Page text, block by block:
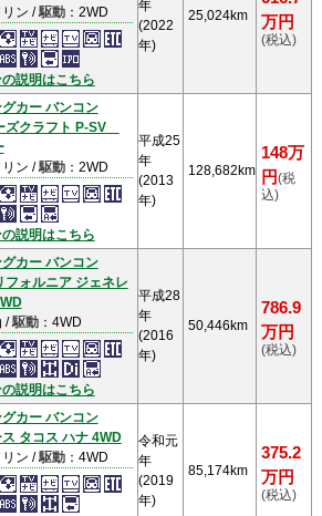
リン /駆動：2WD
説明はこちら
年
(2022
年)
25,024km
万円
(税込)
カー バンコン
ズクラフト P-SV
リン /駆動：2WD
説明はこちら
平成25
年
(2013
年)
128,682km
148万
円(税
込)
カー バンコン
フォルニア ジェネレ
/駆動：4WD
説明はこちら
平成28
年
(2016
年)
50,446km
786.9
万円
(税込)
カー バンコン
タコス ハナ 4WD
リン /駆動：4WD
令和元
年
(2019
年)
85,174km
375.2
万円
(税込)